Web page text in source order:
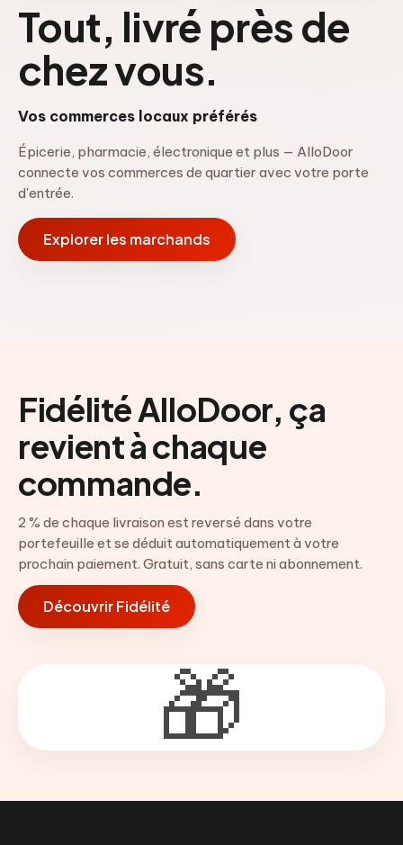
Tout, livré près de
chez vous.
Vos commerces locaux préférés
Épicerie, pharmacie, électronique et plus — AlloDoor
connecte vos commerces de quartier avec votre porte
d'entrée.
Explorer les marchands
🎁
Fidélité AlloDoor, ça
revient à chaque
commande.
2 % de chaque livraison est reversé dans votre
portefeuille et se déduit automatiquement à votre
prochain paiement. Gratuit, sans carte ni abonnement.
Découvrir Fidélité